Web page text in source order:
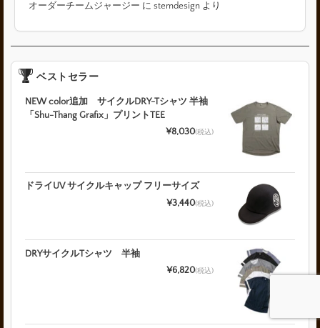
オーダーチームジャージー にstemdesign より
ベストセラー
NEW color追加 サイクルDRY-Tシャツ 半袖
「Shu-Thang Grafix」プリントTEE
¥8,030(税込)
ドライUV サイクルキャップ フリーサイズ
¥3,440(税込)
DRYサイクルTシャツ 半袖
¥6,820(税込)